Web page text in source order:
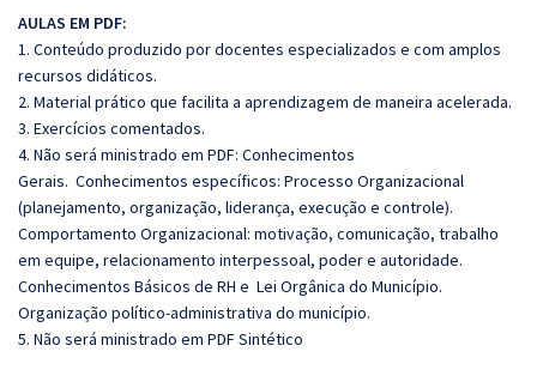
AULAS EM PDF:
1. Conteúdo produzido por docentes especializados e com amplos
recursos didáticos.
2. Material prático que facilita a aprendizagem de maneira acelerada.
3. Exercícios comentados.
4. Não será ministrado em PDF: Conhecimentos
Gerais. Conhecimentos específicos: Processo Organizacional
(planejamento, organização, liderança, execução e controle).
Comportamento Organizacional: motivação, comunicação, trabalho
em equipe, relacionamento interpessoal, poder e autoridade.
Conhecimentos Básicos de RH e Lei Orgânica do Município.
Organização político-administrativa do município.
5. Não será ministrado em PDF Sintético